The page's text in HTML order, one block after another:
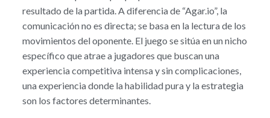
resultado de la partida. A diferencia de “Agar.io”, la
comunicación no es directa; se basa en la lectura de los
movimientos del oponente. El juego se sitúa en un nicho
específico que atrae a jugadores que buscan una
experiencia competitiva intensa y sin complicaciones,
una experiencia donde la habilidad pura y la estrategia
son los factores determinantes.